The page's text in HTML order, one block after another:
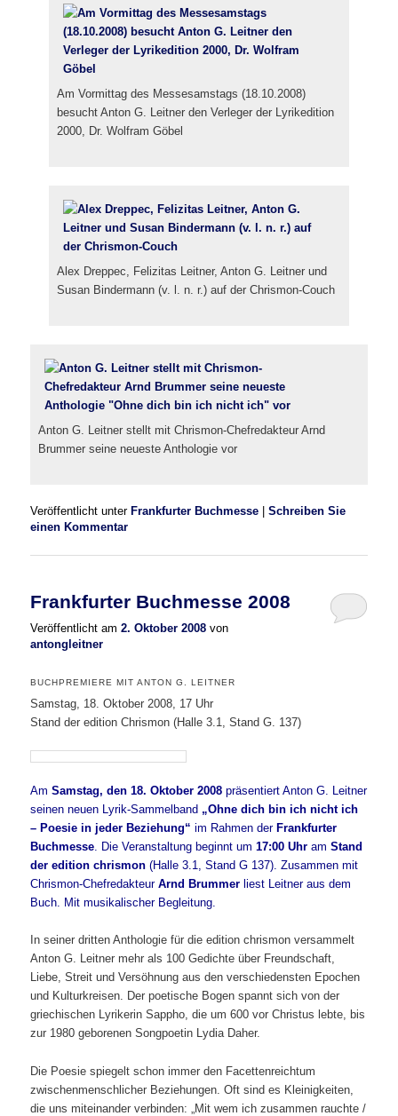
Am Vormittag des Messesamstags (18.10.2008)
besucht Anton G. Leitner den Verleger der Lyrikedition
2000, Dr. Wolfram Göbel
Alex Dreppec, Felizitas Leitner, Anton G. Leitner und
Susan Bindermann (v. l. n. r.) auf der Chrismon-Couch
Anton G. Leitner stellt mit Chrismon-Chefredakteur Arnd
Brummer seine neueste Anthologie vor
Veröffentlicht unter Frankfurter Buchmesse |Schreiben Sie
einen Kommentar
Frankfurter Buchmesse 2008
Veröffentlicht am2. Oktober 2008 von
antongleitner
BUCHPREMIERE MIT ANTON G. LEITNER
Samstag, 18. Oktober 2008, 17 Uhr
Stand der edition Chrismon (Halle 3.1, Stand G. 137)
AmSamstag, den 18. Oktober 2008 präsentiert Anton G. Leitner
seinen neuen Lyrik-Sammelband „Ohne dich bin ich nicht ich
– Poesie in jeder Beziehung“ im Rahmen der Frankfurter
Buchmesse. Die Veranstaltung beginnt um17:00 Uhr amStand
der edition chrismon (Halle 3.1, Stand G 137). Zusammen mit
Chrismon-ChefredakteurArnd Brummer liest Leitner aus dem
Buch. Mit musikalischer Begleitung.
In seiner dritten Anthologie für die edition chrismon versammelt
Anton G. Leitner mehr als 100 Gedichte über Freundschaft,
Liebe, Streit und Versöhnung aus den verschiedensten Epochen
und Kulturkreisen. Der poetische Bogen spannt sich von der
griechischen Lyrikerin Sappho, die um 600 vor Christus lebte, bis
zur 1980 geborenen Songpoetin Lydia Daher.
Die Poesie spiegelt schon immer den Facettenreichtum
zwischenmenschlicher Beziehungen. Oft sind es Kleinigkeiten,
die uns miteinander verbinden: „Mit wem ich zusammen rauchte /